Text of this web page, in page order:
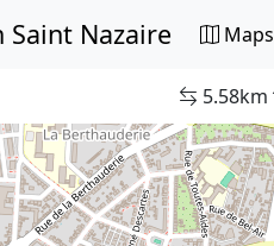
Nazaire Maps
5.58km